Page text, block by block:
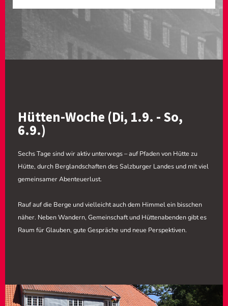
Hütten-Woche (Di, 1.9. - So,
6.9.)
Sechs Tage sind wir aktiv unterwegs – auf Pfaden von Hütte zu
Hütte, durch Berglandschaften des Salzburger Landes und mit viel
gemeinsamer Abenteuerlust.
Rauf auf die Berge und vielleicht auch dem Himmel ein bisschen
näher. Neben Wandern, Gemeinschaft und Hüttenabenden gibt es
Raum für Glauben, gute Gespräche und neue Perspektiven.